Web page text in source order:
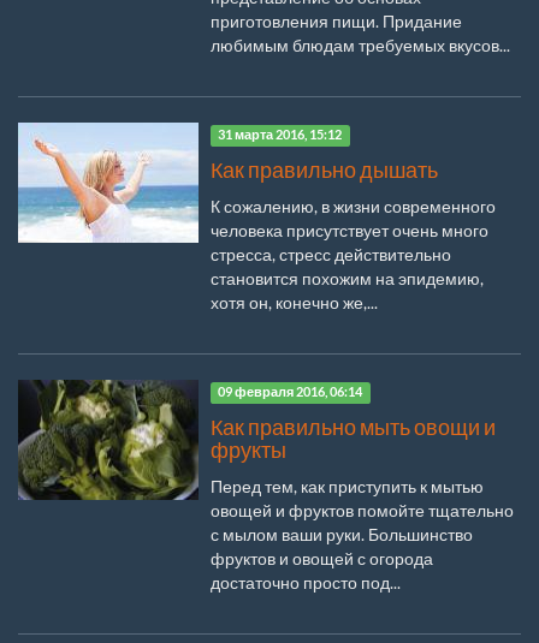
приготовления пищи. Придание
любимым блюдам требуемых вкусов...
31 марта 2016, 15:12
Как правильно дышать
К сожалению, в жизни современного
человека присутствует очень много
стресса, стресс действительно
становится похожим на эпидемию,
хотя он, конечно же,...
09 февраля 2016, 06:14
Как правильно мыть овощи и
фрукты
Перед тем, как приступить к мытью
овощей и фруктов помойте тщательно
с мылом ваши руки. Большинство
фруктов и овощей с огорода
достаточно просто под...